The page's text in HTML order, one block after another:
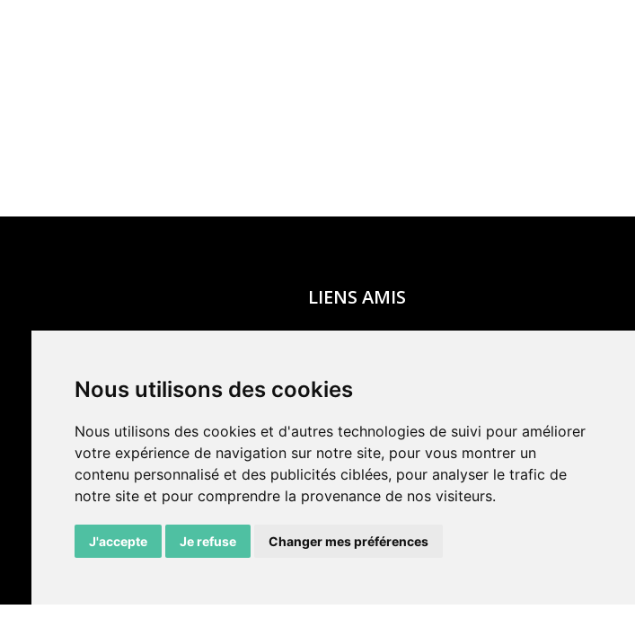
Nous utilisons des cookies
Nous utilisons des cookies et d'autres technologies de suivi pour améliorer
votre expérience de navigation sur notre site, pour vous montrer un
contenu personnalisé et des publicités ciblées, pour analyser le trafic de
notre site et pour comprendre la provenance de nos visiteurs.
J'accepte Je refuse Changer mes préférences
LIENS AMIS